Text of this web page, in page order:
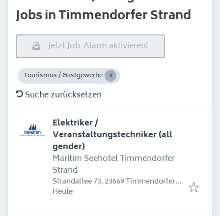
Jobs in Timmendorfer Strand
Jetzt Job-Alarm aktivieren!
Tourismus / Gastgewerbe
Suche zurücksetzen
Elektriker /
Veranstaltungstechniker (all
gender)
Maritim Seehotel Timmendorfer
Strand
Strandallee 73, 23669 Timmendorfer
Strand, Deutschland
Erschienen
Heute